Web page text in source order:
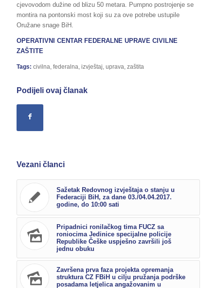
cjevovodom dužine od blizu 50 metara. Pumpno postrojenje se
montira na pontonski most koji su za ove potrebe ustupile
Oružane snage BiH.
OPERATIVNI CENTAR FEDERALNE UPRAVE CIVILNE
ZAŠTITE
Tags: civilna federalna izvještaj uprava zaštita
Podijeli ovaj članak
Vezani članci
Sažetak Redovnog izvještaja o stanju u
Federaciji BiH, za dane 03./04.04.2017.
godine, do 10:00 sati
Pripadnici ronilačkog tima FUCZ sa
roniocima Jedinice specijalne policije
Republike Češke uspješno završili još
jednu obuku
Završena prva faza projekta opremanja
struktura CZ FBiH u cilju pružanja podrške
posadama letjelica angažovanim u